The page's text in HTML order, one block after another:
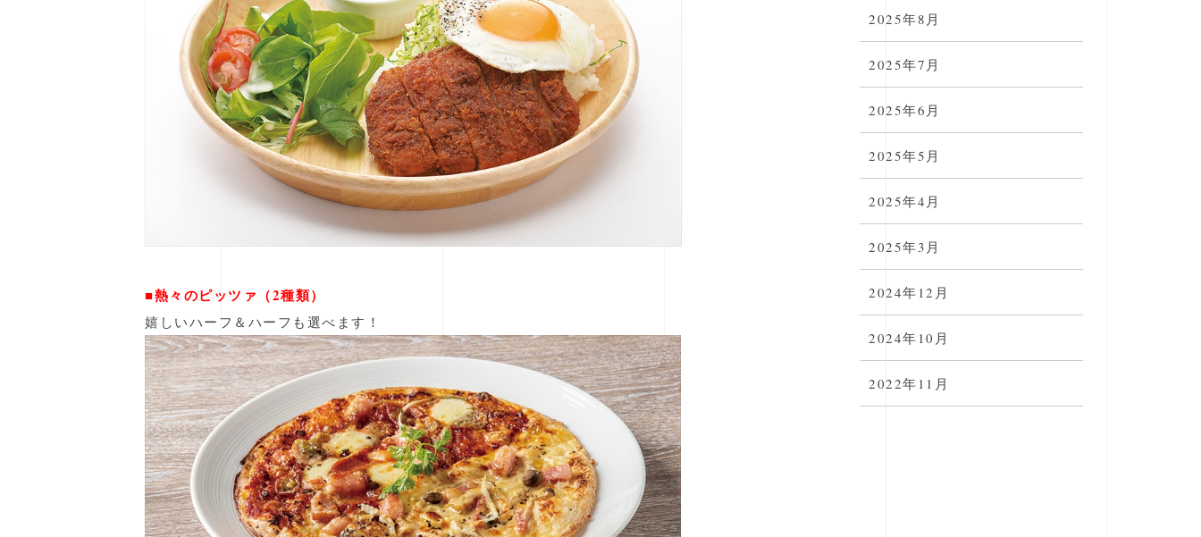
■熱々のピッツァ（2種類）
嬉しいハーフ＆ハーフも選べます！
2025年8月
2025年7月
2025年6月
2025年5月
2025年4月
2025年3月
2024年12月
2024年10月
2022年11月